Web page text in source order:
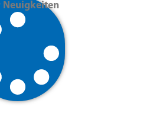
Neuigkeiten